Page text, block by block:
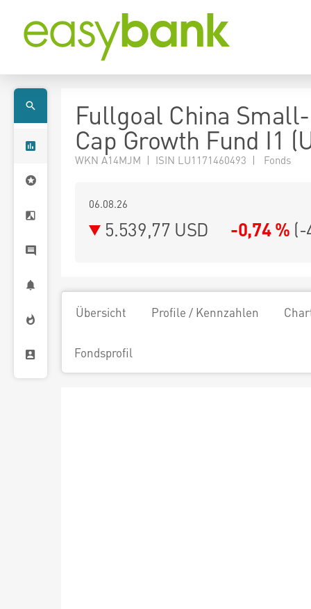
Fullgoal China
Cap Growth Fund I1
WKN A14MJM | ISIN LU1171460493 | Fonds
06.08.26
5.539,77 USD -0,74 % (-
Übersicht Profile / Kennzahlen
Fondsprofil